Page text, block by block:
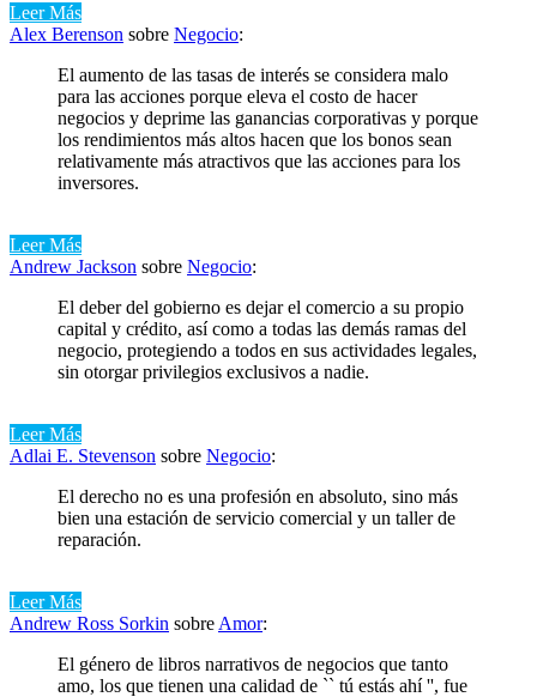
Leer Más
Alex Berenson sobre Negocio:
El aumento de las tasas de interés se considera malo
para las acciones porque eleva el costo de hacer
negocios y deprime las ganancias corporativas y porque
los rendimientos más altos hacen que los bonos sean
relativamente más atractivos que las acciones para los
inversores.
Leer Más
Andrew Jackson sobre Negocio:
El deber del gobierno es dejar el comercio a su propio
capital y crédito, así como a todas las demás ramas del
negocio, protegiendo a todos en sus actividades legales,
sin otorgar privilegios exclusivos a nadie.
Leer Más
Adlai E. Stevenson sobre Negocio:
El derecho no es una profesión en absoluto, sino más
bien una estación de servicio comercial y un taller de
reparación.
Leer Más
Andrew Ross Sorkin sobre Amor:
El género de libros narrativos de negocios que tanto
amo, los que tienen una calidad de `` tú estás ahí '', fue